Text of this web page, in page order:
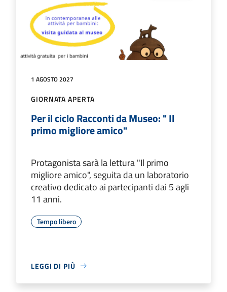
1 AGOSTO 2027
GIORNATA APERTA
Per il ciclo Racconti da Museo: " Il
primo migliore amico"
Protagonista sarà la lettura "Il primo
migliore amico", seguita da un laboratorio
creativo dedicato ai partecipanti dai 5 agli
11 anni.
Tempo libero
LEGGI DI PIÙ